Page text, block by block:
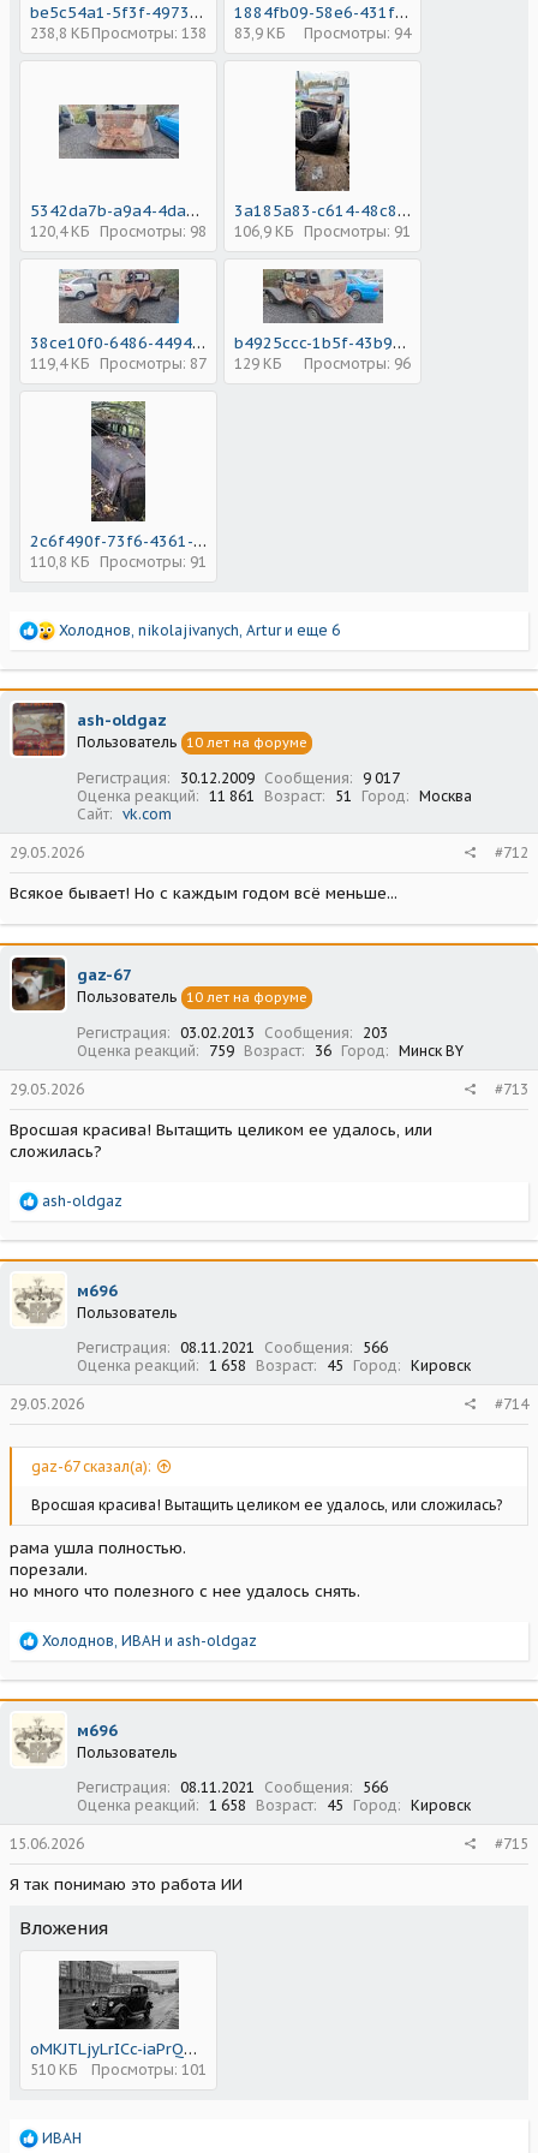
be5c54a1-5f3f-4973-b687-fedb0aa1dc02.jpeg
238,8 КБ Просмотры: 138
1884fb09-58e6-431f-8aa1-f1273f65beea.jpeg
83,9 КБ Просмотры: 94
5342da7b-a9a4-4da3-a80b-5eb5c36ecc7c.jpeg
120,4 КБ Просмотры: 98
3a185a83-c614-48c8-872b-1d5030d674e6.jpeg
106,9 КБ Просмотры: 91
38ce10f0-6486-4494-af73-075951892b54 (1).jpeg
119,4 КБ Просмотры: 87
b4925ccc-1b5f-43b9-b400-5e2950f15ed7 (1).jpeg
129 КБ Просмотры: 96
2c6f490f-73f6-4361-ae66-1531d624d61f.jpeg
110,8 КБ Просмотры: 91
Р
а
к
ц
и
и
Холоднов, nikolajivanych, Arturи еще 6
ash-oldgaz
Пользователь 10 лет на форуме
Регистрация 30.12.2009 Сообщения
9 017
Оценка реакций
11 861 Возраст 51 Город
Москва
Сайт
vk.com
29.05.2026 #712
Всякое бывает! Но с каждым годом всё меньше...
gaz-67
Пользователь 10 лет на форуме
Регистрация 03.02.2013 Сообщения
203
Оценка реакций
759 Возраст 36 Город Минск BY
29.05.2026 #713
Вросшая красива! Вытащить целиком ее удалось, или
сложилась?
Р
а
к
ц
и
и
ash-oldgaz
м696
Пользователь
Регистрация
08.11.2021 Сообщения
566
Оценка реакций
1 658 Возраст 45 Город Кировск
29.05.2026 #714
gaz-67 сказал(а):
Вросшая красива! Вытащить целиком ее удалось, или сложилась?
рама ушла полностью.
порезали.
но много что полезного с нее удалось снять.
Р
а
к
ц
и
и
Холоднов ИВАН и ash-oldgaz
м696
Пользователь
Регистрация
08.11.2021 Сообщения
566
Оценка реакций
1 658 Возраст 45 Город Кировск
15.06.2026 #715
Я так понимаю это работа ИИ
Вложения
oMKJTLjyLrICc-iaPrQO-Y4N2ZlUj7FLiSHAieSAuSDgZSVv8A8EXqdJbxkBnf7hUz0eZrt0KENwMiWkXXVi1w86.jpg
510 КБ Просмотры: 101
Р
ИВАН